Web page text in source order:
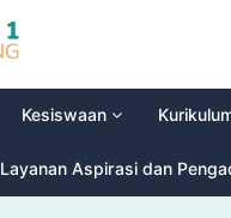
A
N
g
e
i
o
l
Kesiswaan
Layanan Aspirasi dan